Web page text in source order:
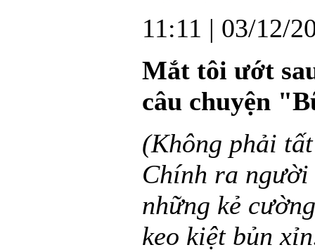
11:11 | 03/12/
Mắt tôi ướt
câu chuyện
(Không phải
Chính ra
những kẻ
keo kiệt bủn